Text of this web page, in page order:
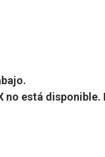
no está disponible.